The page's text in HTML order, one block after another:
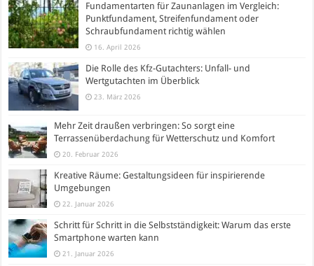
Fundamentarten für Zaunanlagen im Vergleich:
Punktfundament, Streifenfundament oder
Schraubfundament richtig wählen
16. April 2026
Die Rolle des Kfz-Gutachters: Unfall- und
Wertgutachten im Überblick
23. März 2026
Mehr Zeit draußen verbringen: So sorgt eine
Terrassenüberdachung für Wetterschutz und Komfort
20. Februar 2026
Kreative Räume: Gestaltungsideen für inspirierende
Umgebungen
22. Januar 2026
Schritt für Schritt in die Selbstständigkeit: Warum das erste
Smartphone warten kann
21. Januar 2026